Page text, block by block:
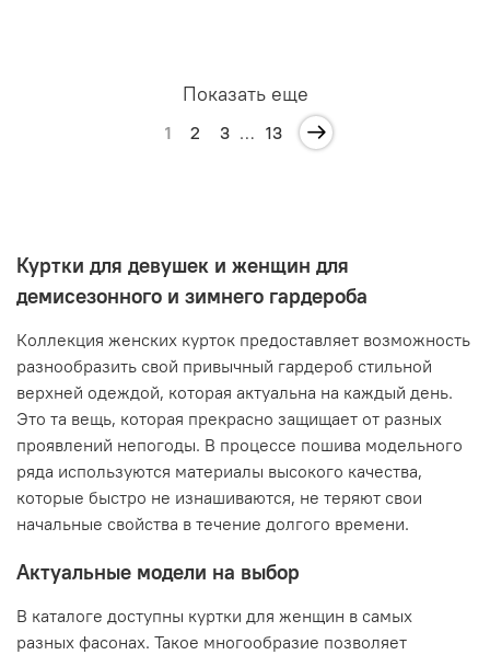
Показать еще
1 2 3 … 13
Куртки для девушек и женщин для
демисезонного и зимнего гардероба
Коллекция женских курток предоставляет возможность
разнообразить свой привычный гардероб стильной
верхней одеждой, которая актуальна на каждый день.
Это та вещь, которая прекрасно защищает от разных
проявлений непогоды. В процессе пошива модельного
ряда используются материалы высокого качества,
которые быстро не изнашиваются, не теряют свои
начальные свойства в течение долгого времени.
Актуальные модели на выбор
В каталоге доступны куртки для женщин в самых
разных фасонах. Такое многообразие позволяет